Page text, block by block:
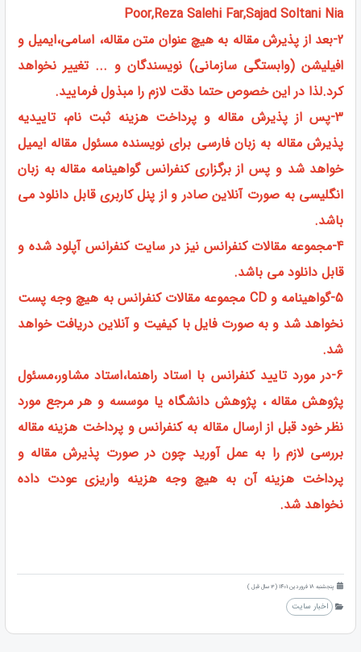
Poor,Reza Salehi Far,Sajad Soltani Nia
2-بعد از پذیرش مقاله به هیچ عنوان متن مقاله، اسامی،ایمیل و
افیلیشن (وابستگی سازمانی) نویسندگان و ... تغییر نخواهد
کرد.لذا در این خصوص حتما دقت لازم را مبذول فرمایید.
3-پس از پذیرش مقاله و پرداخت هزینه ثبت نام، تاییدیه
پذیرش مقاله به زبان فارسی برای نویسنده مسئول مقاله ایمیل
خواهد شد و پس از برگزاری کنفرانس گواهینامه مقاله به زبان
انگلیسی به صورت آنلاین صادر و از پنل کاربری قابل دانلود می
باشد.
4-مجموعه مقالات کنفرانس نیز در سایت کنفرانس آپلود شده و
قابل دانلود می باشد.
5-گواهینامه و CD مجموعه مقالات کنفرانس به هیچ وجه پست
نخواهد شد و به صورت فایل با کیفیت و آنلاین دریافت خواهد
شد.
6-در مورد تایید کنفرانس با استاد راهنما،استاد مشاور،مسئول
پژوهش مقاله ، پژوهش دانشگاه یا موسسه و هر مرجع مورد
نظر خود قبل از ارسال مقاله به کنفرانس و پرداخت هزینه مقاله
بررسی لازم را به عمل آورید چون در صورت پذیرش مقاله و
پرداخت هزینه آن به هیچ وجه هزینه واریزی عودت داده
نخواهد شد.
پنجشنبه 18 فروردین 1401 (3 سال قبل )
اخبار سایت